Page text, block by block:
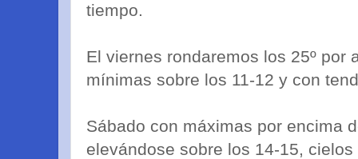
tiempo.
El viernes rondaremos los 25º por
mínimas sobre los 11-12 y con
Sábado con máximas por encima
elevándose sobre los 14-15,